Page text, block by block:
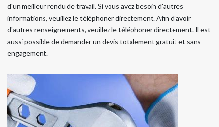
d'un meilleur rendu de travail. Si vous avez besoin d'autres
informations, veuillez le téléphoner directement. Afin d'avoir
d'autres renseignements, veuillez le téléphoner directement. Il est
aussi possible de demander un devis totalement gratuit et sans
engagement.